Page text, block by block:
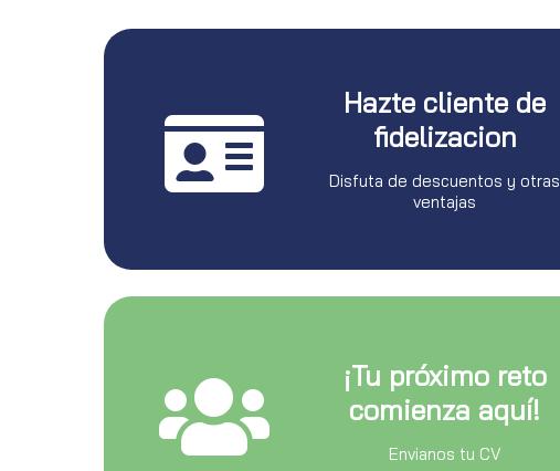
Hazte cliente de
fidelizacion
Disfuta de descuentos y otras
ventajas
¡Tu próximo reto
comienza aquí!
Envianos tu CV